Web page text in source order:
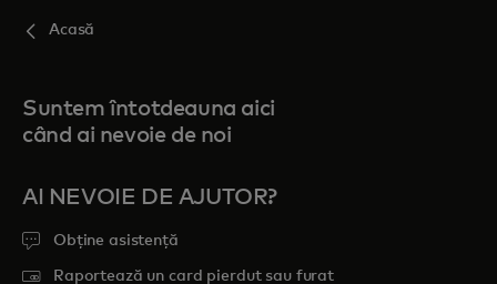
Acasă
Suntem întotdeauna aici
când ai nevoie de noi
AI NEVOIE DE AJUTOR?
Obține asistență
Raportează un card pierdut sau furat